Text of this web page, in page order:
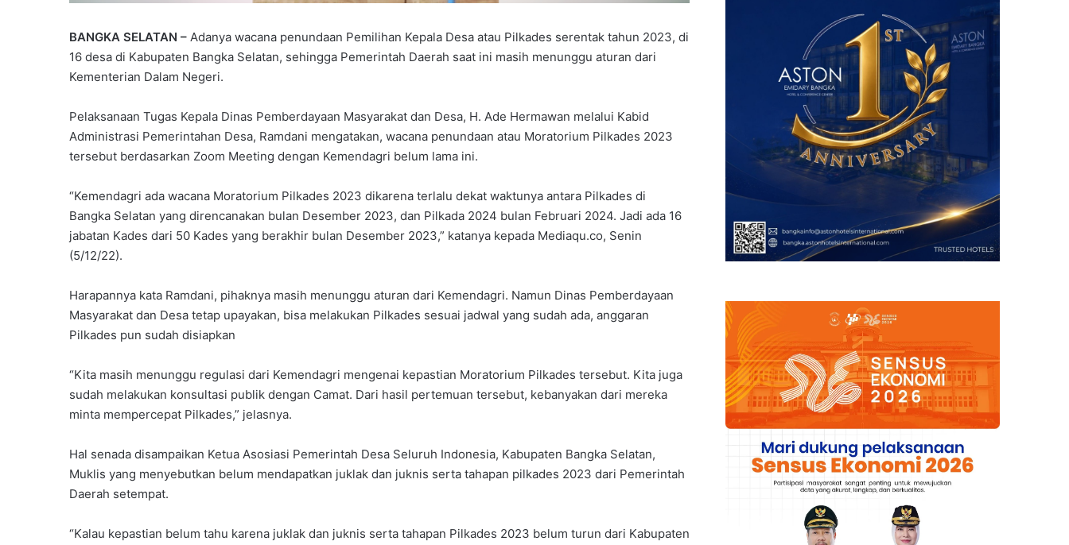
BANGKA SELATAN – Adanya wacana penundaan Pemilihan Kepala Desa atau Pilkades serentak tahun 2023, di
16 desa di Kabupaten Bangka Selatan, sehingga Pemerintah Daerah saat ini masih menunggu aturan dari
Kementerian Dalam Negeri.
Pelaksanaan Tugas Kepala Dinas Pemberdayaan Masyarakat dan Desa, H. Ade Hermawan melalui Kabid
Administrasi Pemerintahan Desa, Ramdani mengatakan, wacana penundaan atau Moratorium Pilkades 2023
tersebut berdasarkan Zoom Meeting dengan Kemendagri belum lama ini.
“Kemendagri ada wacana Moratorium Pilkades 2023 dikarena terlalu dekat waktunya antara Pilkades di
Bangka Selatan yang direncanakan bulan Desember 2023, dan Pilkada 2024 bulan Februari 2024. Jadi ada 16
jabatan Kades dari 50 Kades yang berakhir bulan Desember 2023,” katanya kepada Mediaqu.co, Senin
(5/12/22).
Harapannya kata Ramdani, pihaknya masih menunggu aturan dari Kemendagri. Namun Dinas Pemberdayaan
Masyarakat dan Desa tetap upayakan, bisa melakukan Pilkades sesuai jadwal yang sudah ada, anggaran
Pilkades pun sudah disiapkan
“Kita masih menunggu regulasi dari Kemendagri mengenai kepastian Moratorium Pilkades tersebut. Kita juga
sudah melakukan konsultasi publik dengan Camat. Dari hasil pertemuan tersebut, kebanyakan dari mereka
minta mempercepat Pilkades,” jelasnya.
Hal senada disampaikan Ketua Asosiasi Pemerintah Desa Seluruh Indonesia, Kabupaten Bangka Selatan,
Muklis yang menyebutkan belum mendapatkan juklak dan juknis serta tahapan pilkades 2023 dari Pemerintah
Daerah setempat.
“Kalau kepastian belum tahu karena juklak dan juknis serta tahapan Pilkades 2023 belum turun dari Kabupaten